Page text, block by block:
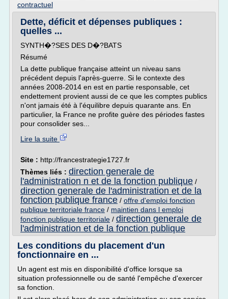
contractuel
Dette, déficit et dépenses publiques :
quelles ...
SYNTH�?SES DES D�?BATS
Résumé
La dette publique française atteint un niveau sans
précédent depuis l'après-guerre. Si le contexte des
années 2008-2014 en est en partie responsable, cet
endettement provient aussi de ce que les comptes publics
n'ont jamais été à l'équilibre depuis quarante ans. En
particulier, la France ne profite guère des périodes fastes
pour consolider ses...
Lire la suite
Site : http://francestrategie1727.fr
Thèmes liés : direction generale de
l'administration n et de la fonction publique /
direction generale de l'administration et de la
fonction publique france / offre d'emploi fonction
publique territoriale france / maintien dans l emploi
fonction publique territoriale / direction generale de
l'administration et de la fonction publique
Les conditions du placement d'un
fonctionnaire en ...
Un agent est mis en disponibilité d'office lorsque sa
situation professionnelle ou de santé l'empêche d'exercer
sa fonction.